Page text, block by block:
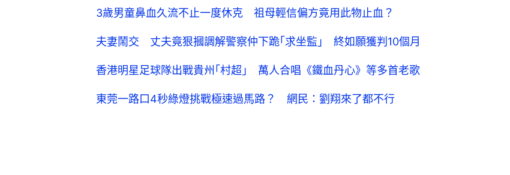
3歲男童鼻血久流不止一度休克 祖母輕信偏方竟用此物止血？
夫妻鬧交 丈夫竟狠摑調解警察仲下跪｢求坐監｣ 終如願獲判10個月
香港明星足球隊出戰貴州｢村超｣ 萬人合唱《鐵血丹心》等多首老歌
東莞一路口4秒綠燈挑戰極速過馬路？ 網民：劉翔來了都不行